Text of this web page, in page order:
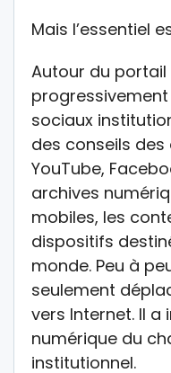
Mais l’essentiel
Autour du
sociaux
des conseils
YouTube,
archives
mobiles, les
dispositifs
monde. Peu à
seulement
vers Internet. Il a
numérique du
institutionnel.